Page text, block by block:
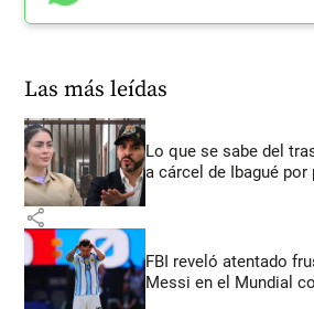
Las más leídas
Lo que se sabe del
a cárcel de Ibagué
share
FBI reveló atentado
Messi en el Mundial